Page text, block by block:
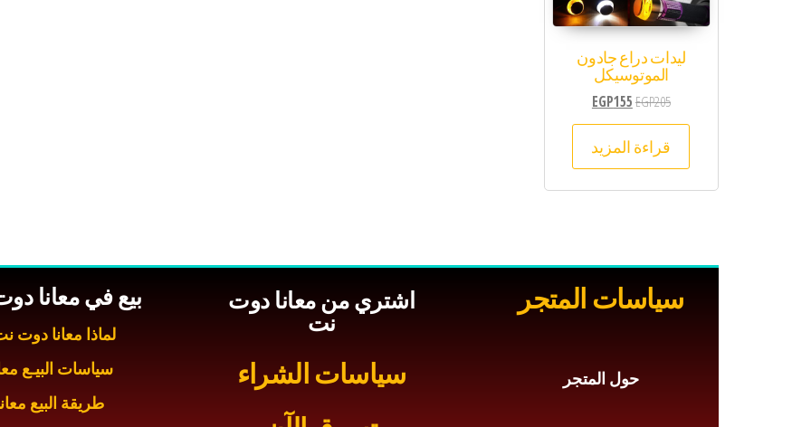
ليدات دراع جادون
الموتوسيكل
EGP205
EGP155
قراءة المزيد
سياسات المتجر
حول المتجر
اشتري من معانا دوت
نت
سياسات الشراء
بيع في معانا
لماذا معانا دوت
سياسات البيـع
طريقة البيع